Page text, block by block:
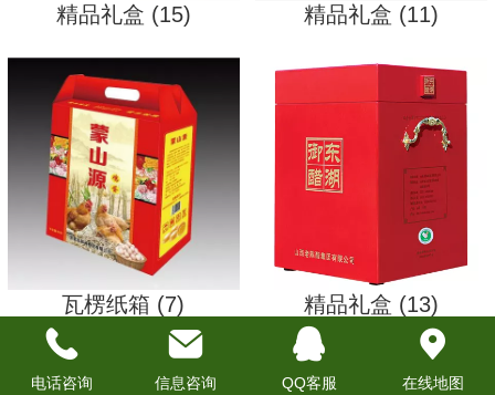
精品礼盒 (15) 精品礼盒 (11)
瓦楞纸箱 (7) 精品礼盒 (13)
电话咨询 信息咨询 QQ客服 在线地图